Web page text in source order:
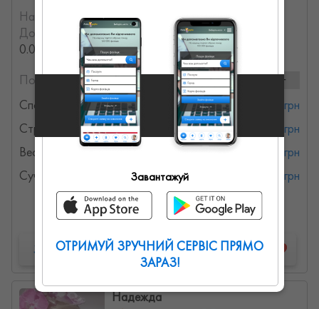
На порталі з:05.01.2023
Досвід роботи:с 2010 года (15.751232316439 лет,
0.023915283485479 месяцев)
Послуги та ціни:
9 послуг
Спортивна хореографія
от 450 грн
Стретчинг
от 80 грн
Весільний танець
от 300 грн
Сучасний танець
от 450 грн
Детальна інформація
Запропонувати роботу
Надежда
Завантажуй
ОТРИМУЙ ЗРУЧНИЙ СЕРВІС ПРЯМО
ЗАРАЗ!